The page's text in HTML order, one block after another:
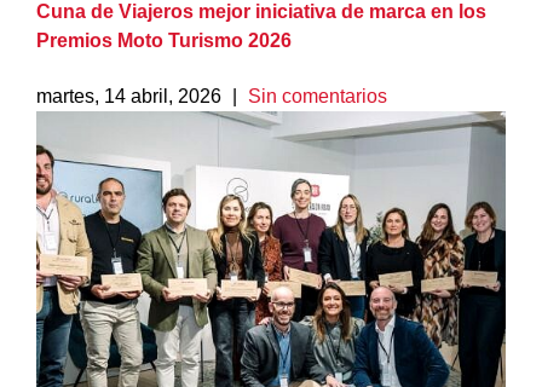
Cuna de Viajeros mejor iniciativa de marca en los
Premios Moto Turismo 2026
martes, 14 abril, 2026 Sin comentarios